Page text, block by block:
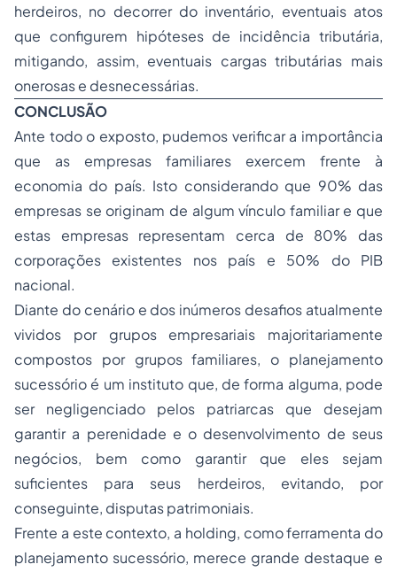
herdeiros, no decorrer do inventário, eventuais atos
que configurem hipóteses de incidência tributária,
mitigando, assim, eventuais cargas tributárias mais
onerosas e desnecessárias.
CONCLUSÃO
Ante todo o exposto, pudemos verificar a importância
que as empresas familiares exercem frente à
economia do país. Isto considerando que 90% das
empresas se originam de algum vínculo familiar e que
estas empresas representam cerca de 80% das
corporações existentes nos país e 50% do PIB
nacional.
Diante do cenário e dos inúmeros desafios atualmente
vividos por grupos empresariais majoritariamente
compostos por grupos familiares, o planejamento
sucessório é um instituto que, de forma alguma, pode
ser negligenciado pelos patriarcas que desejam
garantir a perenidade e o desenvolvimento de seus
negócios, bem como garantir que eles sejam
suficientes para seus herdeiros, evitando, por
conseguinte, disputas patrimoniais.
Frente a este contexto, a holding, como ferramenta do
planejamento sucessório, merece grande destaque e